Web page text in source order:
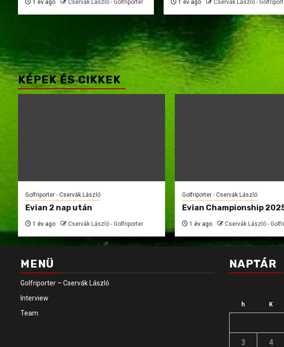
1 év ago Cservák László - Golfriporter 1 év ago Cservák László -
KÉPEK ÉS CIKKEK
Golfriporter - Cservák László
Evian 2 nap után
1 év ago Cservák László - Golfriporter
Golfriporter - Cservák László
Evian Championship
1 év ago Cservák László -
MENÜ
Golfriporter – Cservák László
Interview
Team
NAPTÁR
h K
3 4